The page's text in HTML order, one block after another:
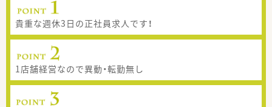
貴重な週休3日の正社員求人です！
1店舗経営なので異動・転勤無し